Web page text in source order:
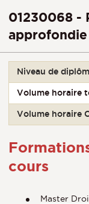
01230068 -
approfondie
Niveau de
Volume horaire
Volume horaire
cours
Master